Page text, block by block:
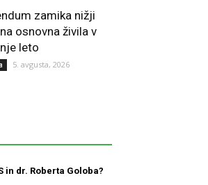
zamika nižji
osnovna živila v
leto
5. avgusta, 2026
in dr. Roberta Goloba?